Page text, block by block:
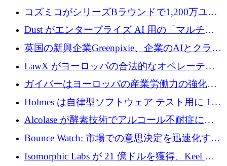
アンスプラットフォームのために140万ユーロ
コズミコがシリーズBラウンドで1,200万ユー
ロを調達
Dust がエンタープライズ AI 用の「マルチプ
レイヤー」オペレーティング システムを構築
するシリーズ B で 4,000 万ドルを調達
英国の新興企業Greenpixie、企業のAIとクラウ
ドのエネルギー無駄を削減するために470万ポ
ンドを調達
LawX がヨーロッパの合法的なオペレーティ
ング システムを構築するために 750 万ユーロ
を調達
ガイバーはヨーロッパの産業労働力の強化に
貢献するために 140 万ユーロを獲得
Holmes は自律型ソフトウェア テスト用に 110
万ユーロのプレシードを提供して開始
Alcolase が酵素技術でアルコール不耐症に取
り組むために 150 万ユーロを調達
Bounce Watch: 市場での意思決定を迅速化する
ためのインテリジェンス層を構築する
Isomorphic Labs が 21 億ドルを獲得、Keel の